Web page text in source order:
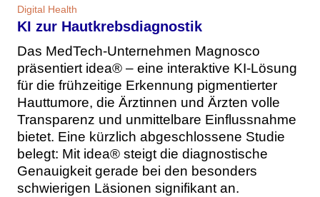
Digital Health
KI zur Hautkrebsdiagnostik
Das MedTech-Unternehmen Magnosco
präsentiert idea® – eine interaktive KI-Lösung
für die frühzeitige Erkennung pigmentierter
Hauttumore, die Ärztinnen und Ärzten volle
Transparenz und unmittelbare Einflussnahme
bietet. Eine kürzlich abgeschlossene Studie
belegt: Mit idea® steigt die diagnostische
Genauigkeit gerade bei den besonders
schwierigen Läsionen signifikant an.